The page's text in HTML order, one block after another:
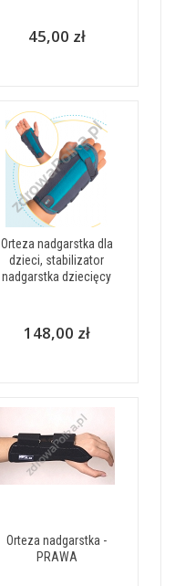
45,00 zł
Orteza nadgarstka dla
dzieci, stabilizator
nadgarstka dziecięcy
148,00 zł
Orteza nadgarstka -
PRAWA